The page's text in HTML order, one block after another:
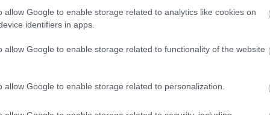
allow Google to enable storage related to analytics like cookies on
identifiers in apps.
allow Google to enable storage related to functionality of the website
allow Google to enable storage related to personalization.
να τονίσει – στη σκιά των προκλητικών
– ότι
«η αμφισβήτηση της
στο ΝΑΤΟ είναι προφανώς απαράδεκτη. Δεν
από την Ελλάδα, και ουσιαστικά δείχνει την
δεν είναι πλέον μέρος αυτού που
Δυτική συμμαχία. Ο Πρόεδρος Ερντογάν